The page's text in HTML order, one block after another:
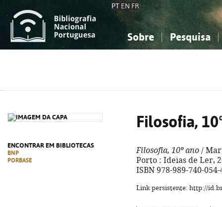
PT EN FR
Sobre Pesquisa
ENCONTRAR EM BIBLIOTECAS
BNP
PORBASE
Filosofia,
Filosofia, 10º ano /
Porto : Ideias de Ler,
ISBN 978-989-740-054-
Link persistente: http://